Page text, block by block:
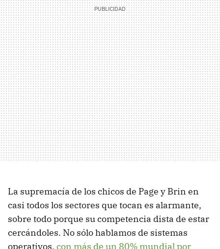
La supremacía de los chicos de Page y Brin en
casi todos los sectores que tocan es alarmante,
sobre todo porque su competencia dista de estar
cercándoles. No sólo hablamos de sistemas
operativos, con más de un 80% mundial por